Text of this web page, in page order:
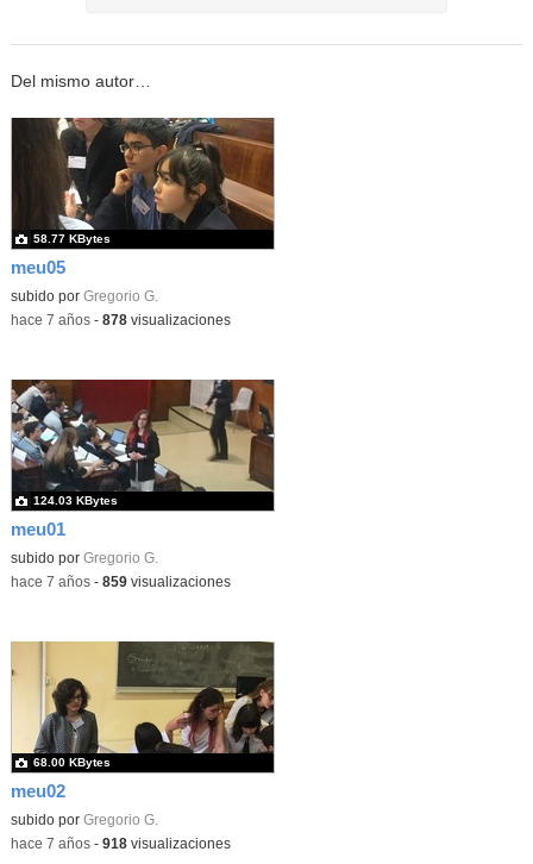
Del mismo autor…
meu05
subido por Gregorio G.
58.77 KBytes
-hace 7 años- 878visualizaciones
meu01
subido por Gregorio G.
124.03 KBytes
-hace 7 años- 859visualizaciones
meu02
subido por Gregorio G.
68.00 KBytes
-hace 7 años- 918visualizaciones